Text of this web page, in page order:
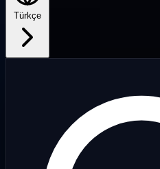
Türkçe